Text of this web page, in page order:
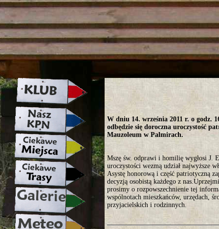
strona w naprawie zapraszamy
W dniu 14. września 2011 r. o godz.
odbędzie się doroczna uroczystość
Mauzoleum w Palmirach.
Mszę św. odprawi i homilię wygłosi J.
uroczystości wezmą udział najwyższe
Asystę honorową i część patriotyczną
decyzją osobistą każdego z
prosimy o rozpowszechnienie tej
wspólnotach mieszkańców, urzędach,
przyjacielskich i rodzinnych.